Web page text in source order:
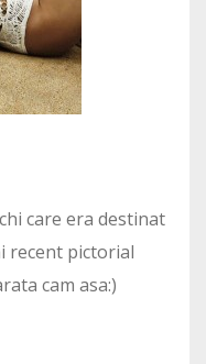
care era destinat
recent pictorial
cam asa:)